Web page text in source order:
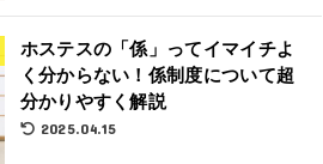
ホステスの「係」ってイマイチよ
く分からない！係制度について超
分かりやすく解説
2025.04.15